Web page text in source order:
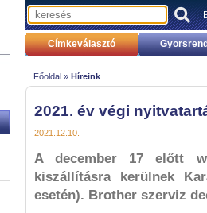
|
Címkeválasztó
Főoldal » Híreink
2021. év végi
2021.12.10.
A december 17 előtt
kiszállításra kerülnek
esetén). Brother szerviz